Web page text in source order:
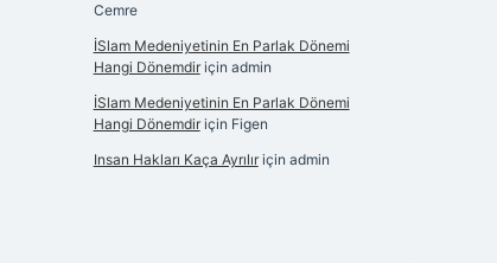
Cemre
İSlam Medeniyetinin En Parlak Dönemi
Hangi Dönemdiriçin admin
İSlam Medeniyetinin En Parlak Dönemi
Hangi Dönemdiriçin Figen
Insan Hakları Kaça Ayrılıriçin admin